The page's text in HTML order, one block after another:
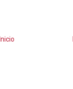
Inicio